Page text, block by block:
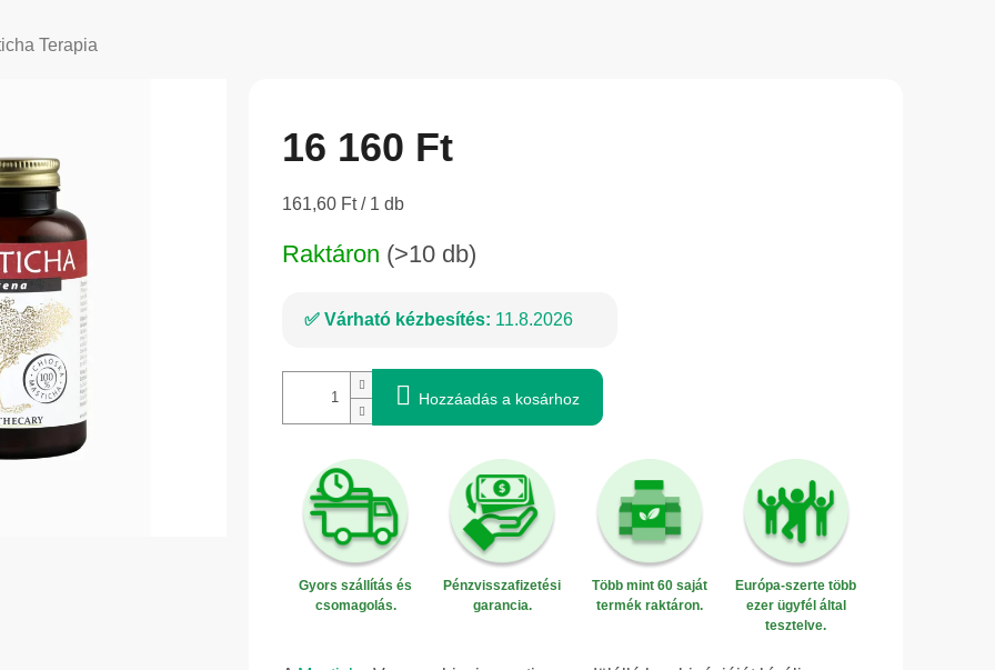
Terapia
16 160 Ft
Egységár:
161,60 Ft / 1 db
Raktáron (>10 db)
Várható kézbesítés: 11.8.2026
Hozzáadás a kosárhoz
Gyors szállítás és
csomagolás.
Pénzvisszafizetési
garancia.
Több mint 60 saját
termék raktáron.
Európa-szerte több
ezer ügyfél által
tesztelve.